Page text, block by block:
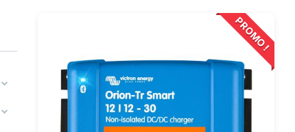
PROMO !